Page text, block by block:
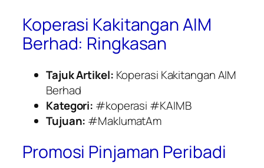
Koperasi Kakitangan AIM
Berhad: Ringkasan
Tajuk Artikel: Koperasi Kakitangan AIM
Berhad
Kategori: #koperasi #KAIMB
Tujuan: #MaklumatAm
Promosi Pinjaman Peribadi